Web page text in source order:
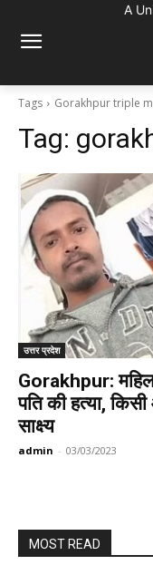
A
Tags Gorakhpur triple
Tag:
उत्तर प्रदेश
Gorakhpur:
पति की हत्या,
साक्ष्य
admin - 03/03/2023
MOST READ